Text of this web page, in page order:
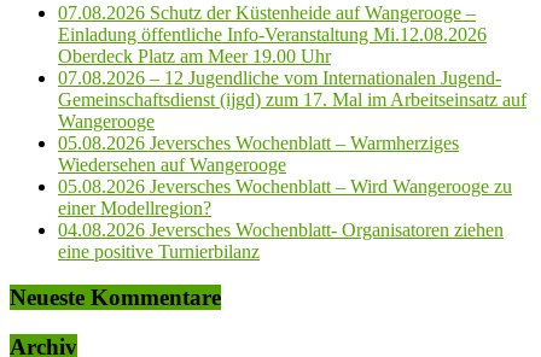
07.08.2026 Schutz der Küstenheide auf Wangerooge –
Einladung öffentliche Info-Veranstaltung Mi.12.08.2026
Oberdeck Platz am Meer 19.00 Uhr
07.08.2026 – 12 Jugendliche vom Internationalen Jugend-
Gemeinschaftsdienst (ijgd) zum 17. Mal im Arbeitseinsatz auf
Wangerooge
05.08.2026 Jeversches Wochenblatt – Warmherziges
Wiedersehen auf Wangerooge
05.08.2026 Jeversches Wochenblatt – Wird Wangerooge zu
einer Modellregion?
04.08.2026 Jeversches Wochenblatt- Organisatoren ziehen
eine positive Turnierbilanz
Neueste Kommentare
Archiv